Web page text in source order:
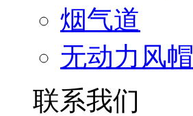
烟气道
无动力风帽
联系我们